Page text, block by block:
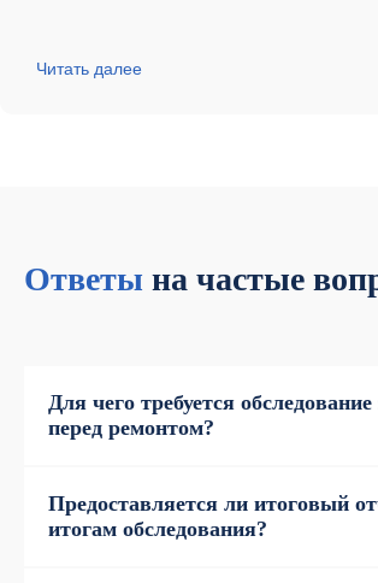
Читать далее
Ответы на частые
Для чего требуется
перед ремонтом?
Предоставляется ли итоговый
итогам обследования?